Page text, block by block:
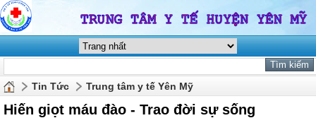
Tin Tức Trung tâm y tế Yên Mỹ
Hiến giọt máu đào - Trao đời sự sống